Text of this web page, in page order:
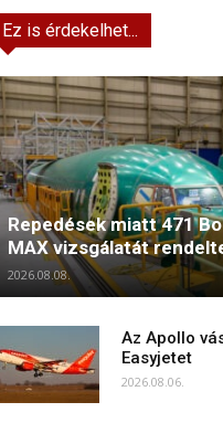
Ez is érdekelhet...
Repedések miatt 471
MAX vizsgálatát
2026.08.08.
Az Apollo
Easyjetet
2026.08.06.